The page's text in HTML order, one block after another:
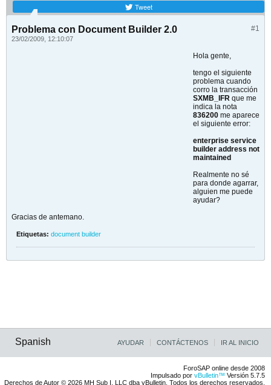
Tweet
#1
Problema con Document Builder 2.0
23/02/2009, 12:10:07
Hola gente,
tengo el siguiente
problema cuando
corro la transacción
SXMB_IFR que me
indica la nota
836200 me aparece
el siguiente error:
enterprise service
builder address not
maintained
Realmente no sé
para donde agarrar,
alguien me puede
ayudar?
Gracias de antemano.
Etiquetas: document builder
Spanish AYUDAR CONTÁCTENOS IR AL INICIO
ForoSAP online desde 2008
Impulsado por vBulletin™ Versión 5.7.5
Derechos de Autor © 2026 MH Sub I, LLC dba vBulletin. Todos los derechos reservados.